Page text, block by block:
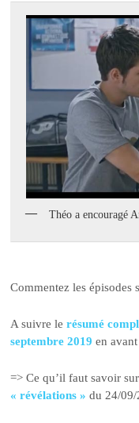
Théo a encouragé
Commentez les épisodes
A suivre lerésumé
septembre 2019 en
=> Ce qu’il faut savoir
« révélations » du 24/09/